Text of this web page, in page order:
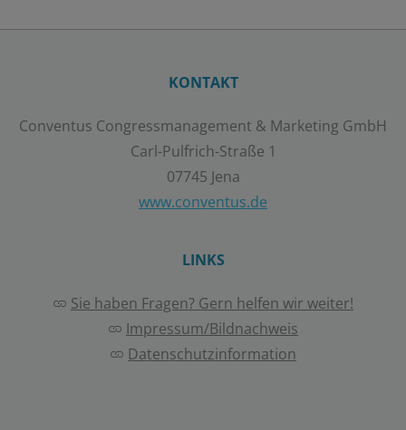
KONTAKT
Conventus Congressmanagement & Marketing GmbH
Carl-Pulfrich-Straße 1
07745 Jena
www.conventus.de
LINKS
Sie haben Fragen? Gern helfen wir weiter!
Impressum/Bildnachweis
Datenschutzinformation
Impressum|Datenschutz